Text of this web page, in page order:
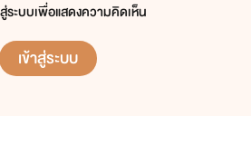
ระบบเพื่อแสดงความคิดเห็น
เข้าสู่ระบบ